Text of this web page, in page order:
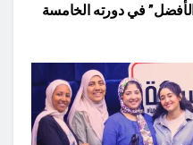
في دورته الخامسة